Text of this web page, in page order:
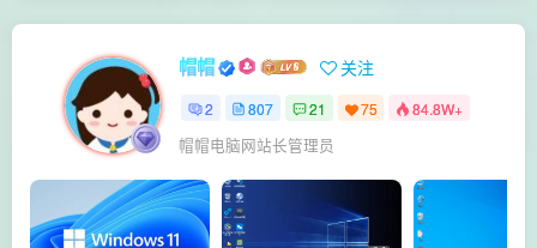
帽帽 关注
2 807 21 75 84.8W+
帽帽电脑网站长管理员